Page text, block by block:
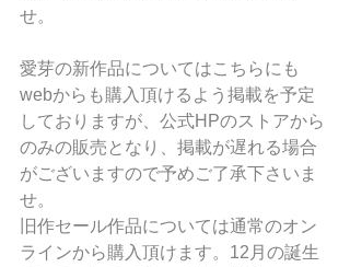
せ。
愛芽の新作品についてはこちらにも
webからも購入頂けるよう掲載を予定
しておりますが、公式HPのストアから
のみの販売となり、掲載が遅れる場合
がございますので予めご了承下さいま
せ。
旧作セール作品については通常のオン
ラインから購入頂けます。12月の誕生